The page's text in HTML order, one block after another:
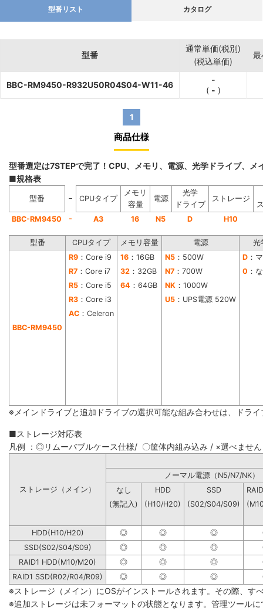
型番リスト カタログ
型番
通常単価(税別)
(税込単価)
最
BBC-RM9450-R932U50R04S04-W11-46
-
( - )
1
商品仕様
型番選定は7STEPで完了！CPU、メモリ、電源、光学ドライブ、
■規格表
型番 − CPUタイプ
メモリ
容量
電源
光学
ドライブ
ストレージ
BBC-RM9450
- A3 16 N5 D H10
型番 CPUタイプ メモリ容量 電源 光
BBC-RM9450
R9 ：Core i9 16 ：16GB N5 ：500W D ：
R7 ：Core i7 32 ：32GB N7 ：700W 0 ：
R5 ：Core i5 64 ：64GB NK ：1000W
R3 ：Core i3 U5 ：UPS電源 520W
AC ：Celeron
※メインドライブと追加ドライブの選択可能な組み合わせは、ドラ
■ストレージ対応表
凡例 ：◎リムーバブルケース仕様/ 〇筐体内組み込み / ×選べません
ノーマル電源（N5/
ストレージ（メイン）
なし HDD SSD
(無記入)
(H10/H20) (S02/S04/S09)
HDD(H10/H20) ◎ ◎ ◎
SSD(S02/S04/S09)
◎ ◎ ◎
RAID1 HDD(M10/M20)
◎ ◎ ◎
RAID1 SSD(R02/R04/R09)
◎ ◎ ◎
※ストレージ（メイン）にOSがインストールされます。その際、す
※追加ストレージは未フォーマットの状態となります。管理ツール